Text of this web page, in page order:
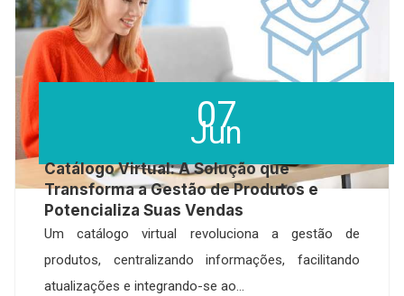
07
Jun
Catálogo Virtual: A Solução que
Transforma a Gestão de Produtos e
Potencializa Suas Vendas
Um catálogo virtual revoluciona a gestão de
produtos, centralizando informações, facilitando
atualizações e integrando-se ao...